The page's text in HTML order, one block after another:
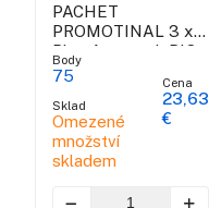
PACHET
PROMOTINAL 3 x
Blue Amaranth BIO
Body
75
Sklad
Omezené
množství
skladem
Cena
23,63
€